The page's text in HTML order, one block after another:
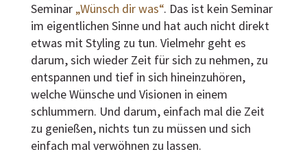
Seminar „Wünsch dir was“. Das ist kein Seminar
im eigentlichen Sinne und hat auch nicht direkt
etwas mit Styling zu tun. Vielmehr geht es
darum, sich wieder Zeit für sich zu nehmen, zu
entspannen und tief in sich hineinzuhören,
welche Wünsche und Visionen in einem
schlummern. Und darum, einfach mal die Zeit
zu genießen, nichts tun zu müssen und sich
einfach mal verwöhnen zu lassen.